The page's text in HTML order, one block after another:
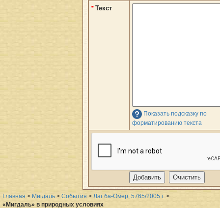
* Текст
Показать подсказку по
форматированию текста
Главная > Мигдаль > События > Лаг ба-Омер, 5765/2005 г. >
«Мигдаль» в природных условиях